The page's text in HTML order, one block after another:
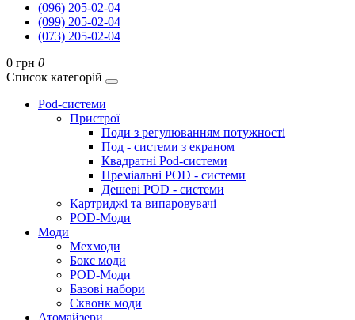
(096) 205-02-04
(099) 205-02-04
(073) 205-02-04
0 грн 0
Список категорій
Pod-системи
Пристрої
Поди з регулюванням потужності
Под - системи з екраном
Квадратні Pod-системи
Преміальні POD - системи
Дешеві POD - системи
Картриджі та випаровувачі
POD-Моди
Моди
Мехмоди
Бокс моди
POD-Моди
Базові набори
Сквонк моди
Атомайзери